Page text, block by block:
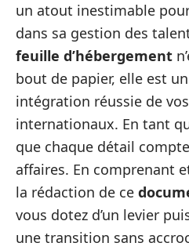
un atout inestimable
dans sa gestion des
feuille d’hébergement
bout de papier, elle est
intégration réussie de
internationaux. En tant
que chaque détail
affaires. En comprenant
la rédaction de ce
vous dotez d’un levier
une transition sans